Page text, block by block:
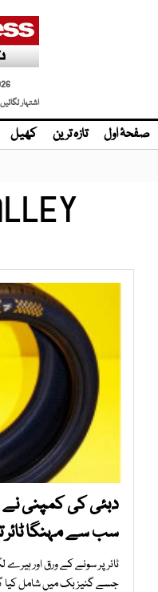
اشتہار لگائیں |
صفحۂ اول تازہ ترین کھیل
دبئی کی کمپنی نے
سب سے مہنگا ٹائر
جسے گنیز بک میں شامل کیا